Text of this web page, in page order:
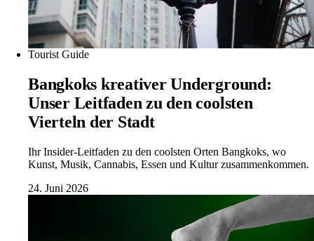
Tourist Guide
Bangkoks kreativer Underground:
Unser Leitfaden zu den coolsten
Vierteln der Stadt
Ihr Insider-Leitfaden zu den coolsten Orten Bangkoks, wo
Kunst, Musik, Cannabis, Essen und Kultur zusammenkommen.
24. Juni 2026